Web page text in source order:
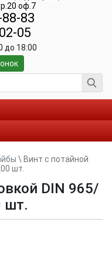
оф.7
83
05
до 18:00
\ Винт с потайной
шт.
DIN 965/
шт.